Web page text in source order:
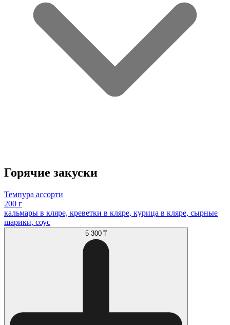
Горячие закуски
Темпура ассорти
200 г
кальмары в кляре, креветки в кляре, курица в кляре, сырные
шарики, соус
5 300 ₸